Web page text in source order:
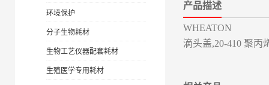
环境保护
分子生物耗材
生物工艺仪器配套耗材
生殖医学专用耗材
产品描述
WHEATON
滴头盖,20-410 聚丙